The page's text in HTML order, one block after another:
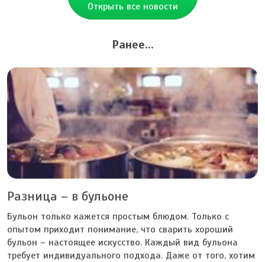
Открыть все новости
Ранее...
Разница – в бульоне
Бульон только кажется простым блюдом. Только с
опытом приходит понимание, что сварить хороший
бульон – настоящее искусство. Каждый вид бульона
требует индивидуального подхода. Даже от того, хотим